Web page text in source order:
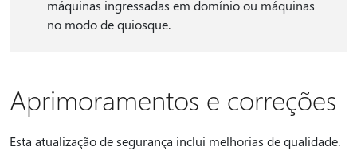
máquinas ingressadas em domínio ou máquinas
no modo de quiosque.
Aprimoramentos e correções
Esta atualização de segurança inclui melhorias de qualidade.